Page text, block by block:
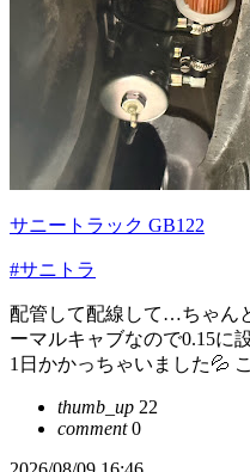
サニートラック GB122
#サニトラ
配管して配線して…ちゃん
ーマルキャブなので0.15に
1日かかっちゃいました💦
thumb_up 22
comment0